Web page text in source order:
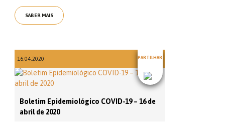
SABER MAIS
16.04.2020 PARTILHAR
Boletim Epidemiológico COVID-19 – 16 de
abril de 2020